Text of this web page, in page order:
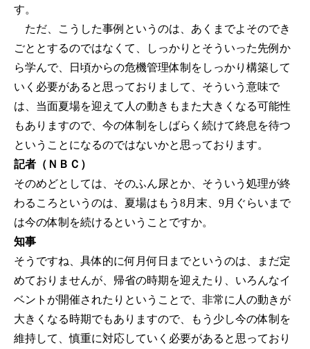
す。
ただ、こうした事例というのは、あくまでよそのでき
ごととするのではなくて、しっかりとそういった先例か
ら学んで、日頃からの危機管理体制をしっかり構築して
いく必要があると思っておりまして、そういう意味で
は、当面夏場を迎えて人の動きもまた大きくなる可能性
もありますので、今の体制をしばらく続けて終息を待つ
ということになるのではないかと思っております。
記者（ＮＢＣ）
そのめどとしては、そのふん尿とか、そういう処理が終
わるころというのは、夏場はもう8月末、9月ぐらいまで
は今の体制を続けるということですか。
知事
そうですね、具体的に何月何日までというのは、まだ定
めておりませんが、帰省の時期を迎えたり、いろんなイ
ベントが開催されたりということで、非常に人の動きが
大きくなる時期でもありますので、もう少し今の体制を
維持して、慎重に対応していく必要があると思っており